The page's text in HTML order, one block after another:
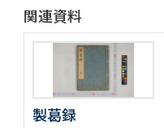
関連資料
製葛録